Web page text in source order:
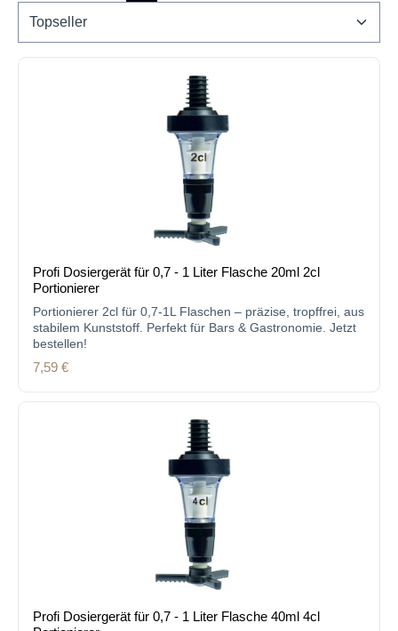
Profi Dosiergerät für 0,7 - 1 Liter Flasche 20ml 2cl
Portionierer
Portionierer 2cl für 0,7-1L Flaschen – präzise, tropffrei, aus
stabilem Kunststoff. Perfekt für Bars & Gastronomie. Jetzt
bestellen!
Regulärer Preis:
7,59 €
Profi Dosiergerät für 0,7 - 1 Liter Flasche 40ml 4cl